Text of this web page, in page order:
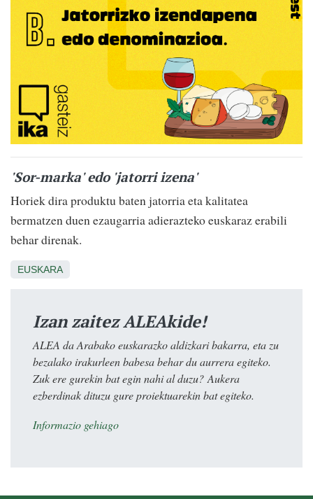
'Sor-marka' edo 'jatorri izena'
Horiek dira produktu baten jatorria eta kalitatea
bermatzen duen ezaugarria adierazteko euskaraz erabili
behar direnak.
EUSKARA
Izan zaitez ALEAkide!
ALEA da Arabako euskarazko aldizkari bakarra, eta zu
bezalako irakurleen babesa behar du aurrera egiteko.
Zuk ere gurekin bat egin nahi al duzu? Aukera
ezberdinak dituzu gure proiektuarekin bat egiteko.
Informazio gehiago